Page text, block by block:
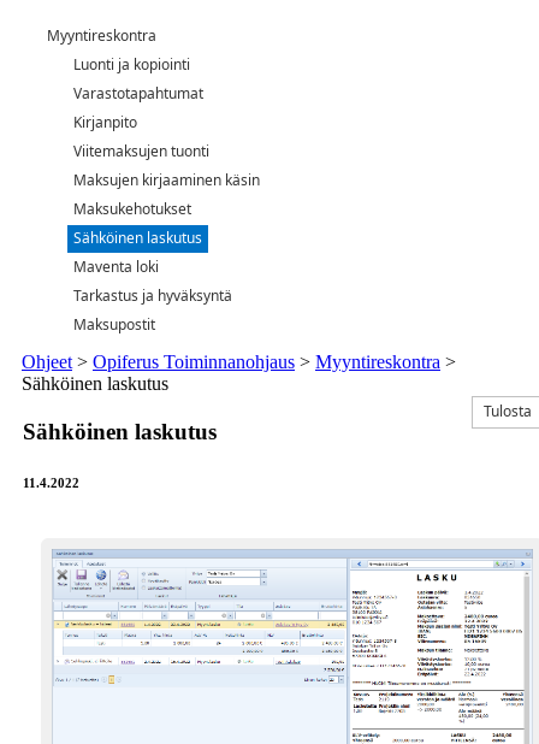
Myyntireskontra
Luonti ja kopiointi
Varastotapahtumat
Kirjanpito
Viitemaksujen tuonti
Maksujen kirjaaminen käsin
Maksukehotukset
Sähköinen laskutus
Maventa loki
Tarkastus ja hyväksyntä
Maksupostit
Ohjeet > Opiferus Toiminnanohjaus > Myyntireskontra >
Sähköinen laskutus
Sähköinen laskutus
11.4.2022
Tulosta